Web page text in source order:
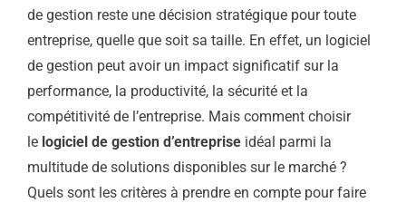
de gestion reste une décision stratégique pour toute
entreprise, quelle que soit sa taille. En effet, un logiciel
de gestion peut avoir un impact significatif sur la
performance, la productivité, la sécurité et la
compétitivité de l’entreprise. Mais comment choisir
le logiciel de gestion d’entreprise idéal parmi la
multitude de solutions disponibles sur le marché ?
Quels sont les critères à prendre en compte pour faire